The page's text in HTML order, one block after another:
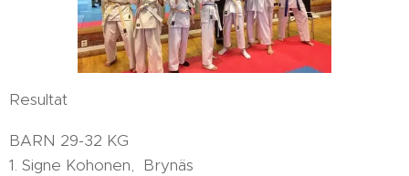
Resultat
BARN 29-32 KG
1. Signe Kohonen, Brynäs